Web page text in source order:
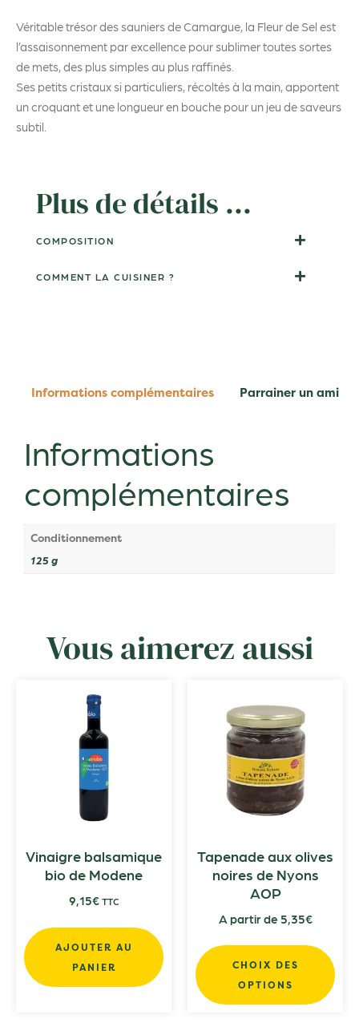
Véritable trésor des sauniers de Camargue, la Fleur de Sel est
l’assaisonnement par excellence pour sublimer toutes sortes
de mets, des plus simples au plus raffinés.
Ses petits cristaux si particuliers, récoltés à la main, apportent
un croquant et une longueur en bouche pour un jeu de saveurs
subtil.
Plus de détails ...
COMPOSITION
COMMENT LA CUISINER ?
Informations complémentaires Parrainer un ami
Informations
complémentaires
Conditionnement
125 g
Vous aimerez aussi
Vinaigre balsamique
bio de Modene
9,15€ TTC
AJOUTER AU
PANIER
Tapenade aux olives
noires de Nyons
AOP
A partir de 5,35€
CHOIX DES
OPTIONS